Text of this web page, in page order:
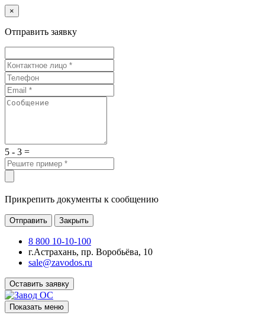
×
Отправить заявку
5 - 3 =
Прикрепить документы к сообщению
Отправить Закрыть
8 800 10-10-100
г.Астрахань, пр. Воробьёва, 10
sale@zavodos.ru
Оставить заявку
Показать меню